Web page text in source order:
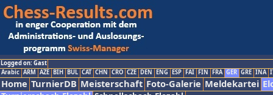
Logged on: Gast
Arabic ARM AZE BIH BUL CAT CHN CRO CZE DEN ENG ESP FAI FIN FRA GER GRE INA
Home TurnierDB Meisterschaft Foto-Galerie Meldekartei